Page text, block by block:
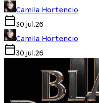
Camila Hortencio
30.jul.26
Camila Hortencio
30.jul.26